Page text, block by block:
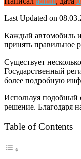
Last Updated on
Каждый автомобиль
принять правильное
Существует
Государственный
более подробную
Используя подобный
решение. Благодаря
Table of Contents